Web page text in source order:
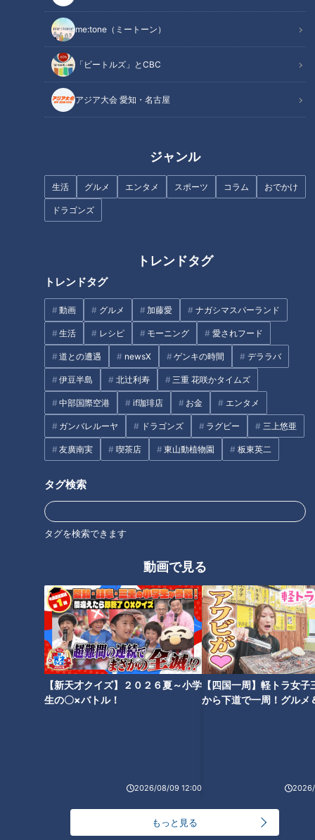
me:tone（ミートーン）
「ビートルズ」とCBC
アジア大会 愛知・名古屋
ジャンル
生活 グルメ エンタメ スポーツ コラム おでかけ
ドラゴンズ
トレンドタグ
トレンドタグ
動画 グルメ 加藤愛 ナガシマスパーランド
生活 レシピ モーニング 愛されフード
道との遭遇 newsX ゲンキの時間 デララバ
伊豆半島 北辻利寿 三重 花咲かタイムズ
中部国際空港 if珈琲店 お金 エンタメ
ガンバレルーヤ ドラゴンズ ラグビー 三上悠亜
友廣南実 喫茶店 東山動植物園 板東英二
タグ検索
タグを検索できます
動画で見る
【新天才クイズ】２０２６夏～小学
生の〇×バトル！
2026/08/09 12:00
【四国一周】軽トラ女子
から下道で一周！グルメ
もっと見る
「味仙」おすすめメニュー
は！？爆笑問題・太田光が台湾
東京の味仙マニアが語る！東京
＆名古屋“味仙の楽しみ方”
フランス人は菓子店「シャトレ
名古屋観光で訪れるほどの人気
店「味仙」。店舗でそれぞれ異
なるおすすめメニューの違いを
解説！
2000人に1人しか注文しない幻
のメニュー！？山本屋本店「味
噌煮込うどん」意外と知らない
濃厚「フォアグラ丼」食べ放題
に“一流の味”を受け継ぐ「麻婆
グルメ ゴゴスマ
オススメ関連コンテンツ